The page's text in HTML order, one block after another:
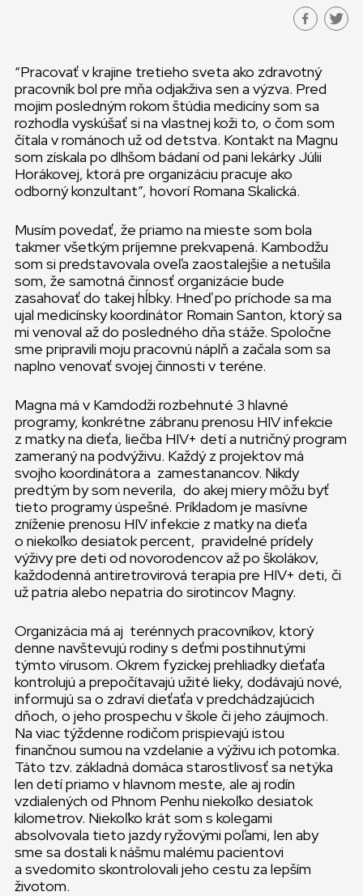
“Pracovať v krajine tretieho sveta ako zdravotný
pracovník bol pre mňa odjakživa sen a výzva. Pred
mojim posledným rokom štúdia medicíny som sa
rozhodla vyskúšať si na vlastnej koži to, o čom som
čítala v románoch už od detstva. Kontakt na Magnu
som získala po dlhšom bádaní od pani lekárky Júlii
Horákovej, ktorá pre organizáciu pracuje ako
odborný konzultant”, hovorí Romana Skalická.
Musím povedať, že priamo na mieste som bola
takmer všetkým príjemne prekvapená. Kambodžu
som si predstavovala oveľa zaostalejšie a netušila
som, že samotná činnosť organizácie bude
zasahovať do takej hĺbky. Hneď po príchode sa ma
ujal medicínsky koordinátor Romain Santon, ktorý sa
mi venoval až do posledného dňa stáže. Spoločne
sme pripravili moju pracovnú náplň a začala som sa
naplno venovať svojej činnosti v teréne.
Magna má v Kamdodži rozbehnuté 3 hlavné
programy, konkrétne zábranu prenosu HIV infekcie
z matky na dieťa, liečba HIV+ detí a nutričný program
zameraný na podvýživu. Každý z projektov má
svojho koordinátora a zamestanancov. Nikdy
predtým by som neverila, do akej miery môžu byť
tieto programy úspešné. Príkladom je masívne
zníženie prenosu HIV infekcie z matky na dieťa
o niekoľko desiatok percent, pravidelné prídely
výživy pre deti od novorodencov až po školákov,
každodenná antiretrovirová terapia pre HIV+ deti, či
už patria alebo nepatria do sirotincov Magny.
Organizácia má aj terénnych pracovníkov, ktorý
denne navštevujú rodiny s deťmi postihnutými
týmto vírusom. Okrem fyzickej prehliadky dieťaťa
kontrolujú a prepočítavajú užité lieky, dodávajú nové,
informujú sa o zdraví dieťaťa v predchádzajúcich
dňoch, o jeho prospechu v škole či jeho záujmoch.
Na viac týždenne rodičom prispievajú istou
finančnou sumou na vzdelanie a výživu ich potomka.
Táto tzv. základná domáca starostlivosť sa netýka
len detí priamo v hlavnom meste, ale aj rodín
vzdialených od Phnom Penhu niekoľko desiatok
kilometrov. Niekoľko krát som s kolegami
absolvovala tieto jazdy ryžovými poľami, len aby
sme sa dostali k nášmu malému pacientovi
a svedomito skontrolovali jeho cestu za lepším
životom.